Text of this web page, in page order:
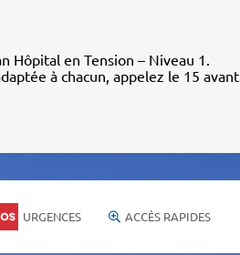
Hôpital en Tension – Niveau 1.
à chacun, appelez le 15 avant
URGENCES ACCÈS RAPIDES